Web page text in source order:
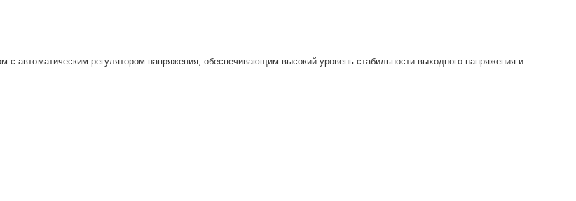
автоматическим регулятором напряжения, обеспечивающим высокий уровень стабильности выходного напряжения и